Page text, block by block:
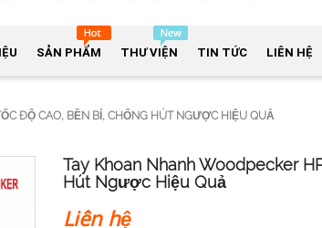
SẢN PHẨM THƯ VIỆN TIN TỨC LIÊN HỆ
ĐỘ CAO, BỀN BỈ, CHỐNG HÚT NGƯỢC HIỆU QUẢ
Tay Khoan Nhanh Woodpecker
Hút Ngược Hiệu Quả
Liên hệ